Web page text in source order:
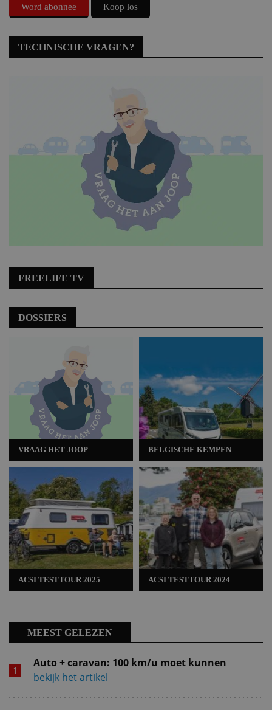
Word abonnee Koop los
TECHNISCHE VRAGEN?
FREELIFE TV
DOSSIERS
VRAAG HET JOOP
ACSI TESTTOUR 2025
BELGISCHE KEMPEN
ACSI TESTTOUR 2024
MEEST GELEZEN
Auto + caravan: 100 km/u moet kunnen
bekijk het artikel